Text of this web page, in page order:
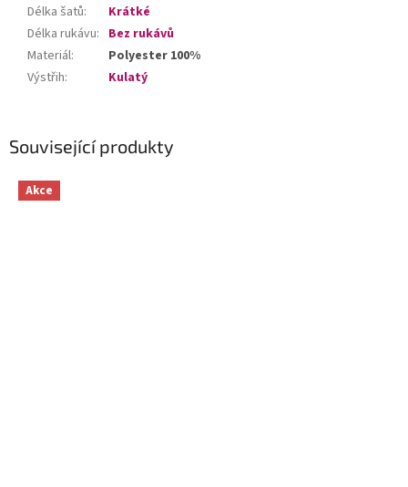
Související produkty
Akce
Délka šatů:
Krátké
Délka rukávu: Bez rukávů
Materiál:
Polyester 100%
Výstřih: Kulatý